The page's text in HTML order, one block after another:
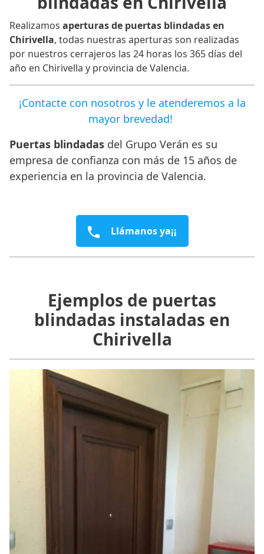
Realizamos aperturas de puertas blindadas en
Chirivella, todas nuestras aperturas son realizadas
por nuestros cerrajeros las 24 horas los 365 días del
año en Chirivella y provincia de Valencia.
¡Contacte con nosotros y le atenderemos a la
mayor brevedad!
Puertas blindadas del Grupo Verán es su
empresa de confianza con más de 15 años de
experiencia en la provincia de Valencia.
Llámanos ya¡¡
Ejemplos de puertas
blindadas instaladas en
Chirivella